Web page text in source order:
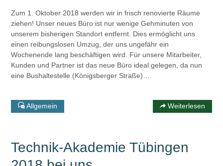
Zum 1. Oktober 2018 werden wir in frisch renovierte Räume
ziehen! Unser neues Büro ist nur wenige Gehminuten von
unserem bisherigen Standort entfernt. Dies ermöglicht uns
einen reibungslosen Umzug, der uns ungefähr ein
Wochenende lang beschäftigen wird. Für unsere Mitarbeiter,
Kunden und Partner ist das neue Büro ideal gelegen, da nun
eine Bushaltestelle (Königsberger Straße)…
Allgemein Weiterlesen
Technik-Akademie Tübingen